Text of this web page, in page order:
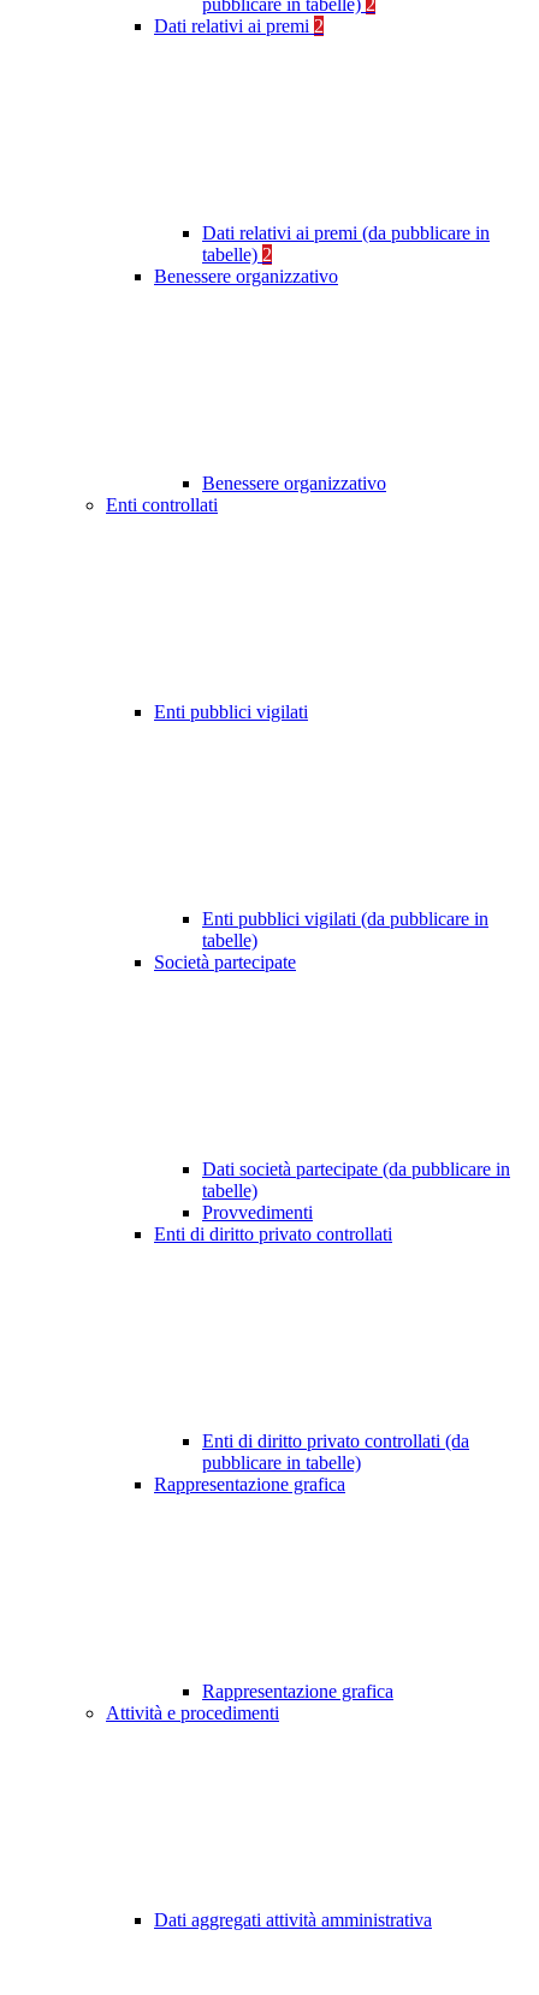
pubblicare in tabelle) 2
Dati relativi ai premi 2
Dati relativi ai premi (da pubblicare in
tabelle) 2
Benessere organizzativo
Benessere organizzativo
Enti controllati
Enti pubblici vigilati
Enti pubblici vigilati (da pubblicare in
tabelle)
Società partecipate
Dati società partecipate (da pubblicare in
tabelle)
Provvedimenti
Enti di diritto privato controllati
Enti di diritto privato controllati (da
pubblicare in tabelle)
Rappresentazione grafica
Rappresentazione grafica
Attività e procedimenti
Dati aggregati attività amministrativa